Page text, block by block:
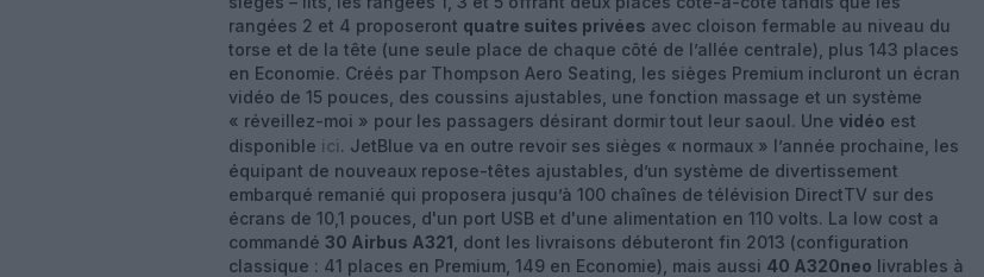
rangées 2 et 4 proposeront quatre suites privées avec cloison fermable au niveau du
torse et de la tête (une seule place de chaque côté de l’allée centrale), plus 143 places
en Economie. Créés par Thompson Aero Seating, les sièges Premium incluront un écran
vidéo de 15 pouces, des coussins ajustables, une fonction massage et un système
« réveillez-moi » pour les passagers désirant dormir tout leur saoul. Une vidéo est
disponible ici. JetBlue va en outre revoir ses sièges « normaux » l’année prochaine, les
équipant de nouveaux repose-têtes ajustables, d’un système de divertissement
embarqué remanié qui proposera jusqu’à 100 chaînes de télévision DirectTV sur des
écrans de 10,1 pouces, d'un port USB et d'une alimentation en 110 volts. La low cost a
commandé 30 Airbus A321 , dont les livraisons débuteront fin 2013 (configuration
classique : 41 places en Premium, 149 en Economie), mais aussi 40 A320neo livrables à